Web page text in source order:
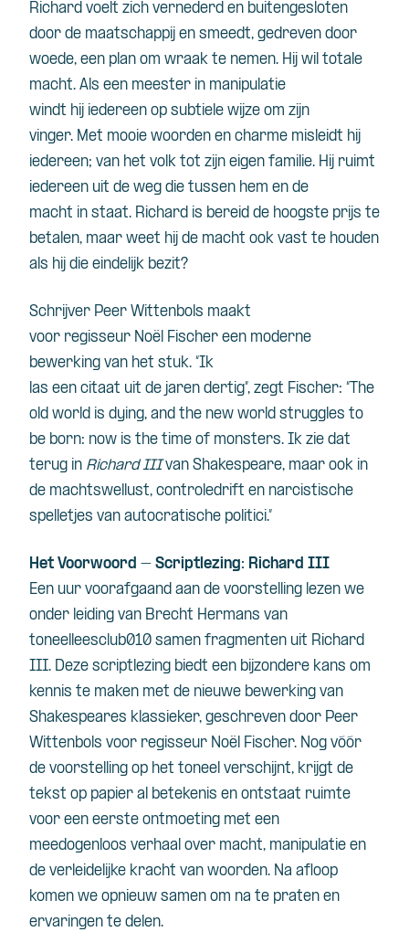
Richard voelt zich vernederd en buitengesloten
door de maatschappij en smeedt, gedreven door
woede, een plan om wraak te nemen. Hij wil totale
macht. Als een meester in manipulatie
windt hij iedereen op subtiele wijze om zijn
vinger. Met mooie woorden en charme misleidt hij
iedereen; van het volk tot zijn eigen familie. Hij ruimt
iedereen uit de weg die tussen hem en de
macht in staat. Richard is bereid de hoogste prijs te
betalen, maar weet hij de macht ook vast te houden
als hij die eindelijk bezit?
Schrijver Peer Wittenbols maakt
voor regisseur Noël Fischer een moderne
bewerking van het stuk. “Ik
las een citaat uit de jaren dertig”, zegt Fischer: “The
old world is dying, and the new world struggles to
be born: now is the time of monsters. Ik zie dat
terug in Richard IIIvan Shakespeare, maar ook in
de machtswellust, controledrift en narcistische
spelletjes van autocratische politici.”
Het Voorwoord – Scriptlezing: Richard III
Een uur voorafgaand aan de voorstelling lezen we
onder leiding van Brecht Hermans van
toneelleesclub010 samen fragmenten uit Richard
III. Deze scriptlezing biedt een bijzondere kans om
kennis te maken met de nieuwe bewerking van
Shakespeares klassieker, geschreven door Peer
Wittenbols voor regisseur Noël Fischer. Nog vóór
de voorstelling op het toneel verschijnt, krijgt de
tekst op papier al betekenis en ontstaat ruimte
voor een eerste ontmoeting met een
meedogenloos verhaal over macht, manipulatie en
de verleidelijke kracht van woorden. Na afloop
komen we opnieuw samen om na te praten en
ervaringen te delen.